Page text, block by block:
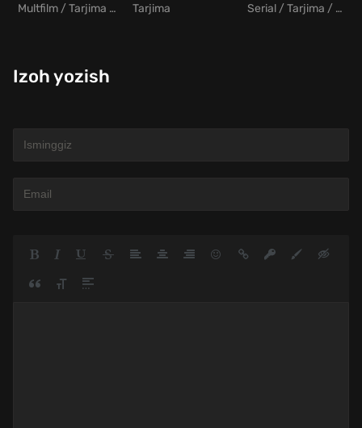
Multfilm / Tarjima / Drama
Tarjima
Serial / Tarjima / Drama / Tarixiy / Melodrama
Izoh yozish